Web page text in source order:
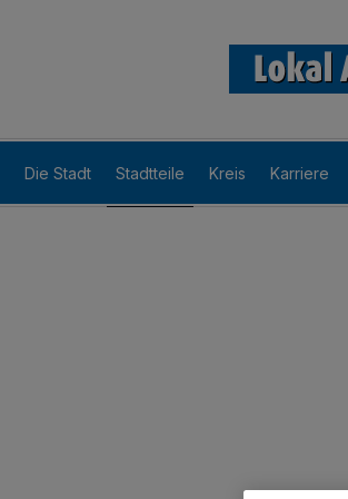
Die Stadt Stadtteile Kreis Karriere